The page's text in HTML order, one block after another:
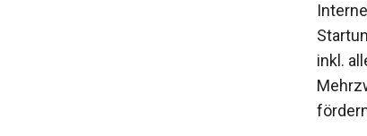
inkl.